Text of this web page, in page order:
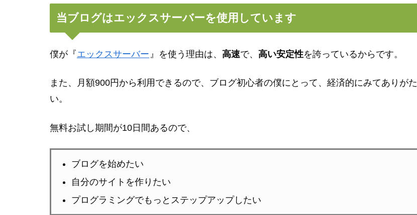
当ブログはエックスサーバーを使用しています
僕が『エックスサーバー 』を使う理由は、 高速で、 高い安定性を誇っているからです。
また、月額900円から利用できるので、ブログ初心者の僕にとって、経済的にみてありがた
い。
無料お試し期間が10日間あるので、
ブログを始めたい
自分のサイトを作りたい
プログラミングでもっとステップアップしたい